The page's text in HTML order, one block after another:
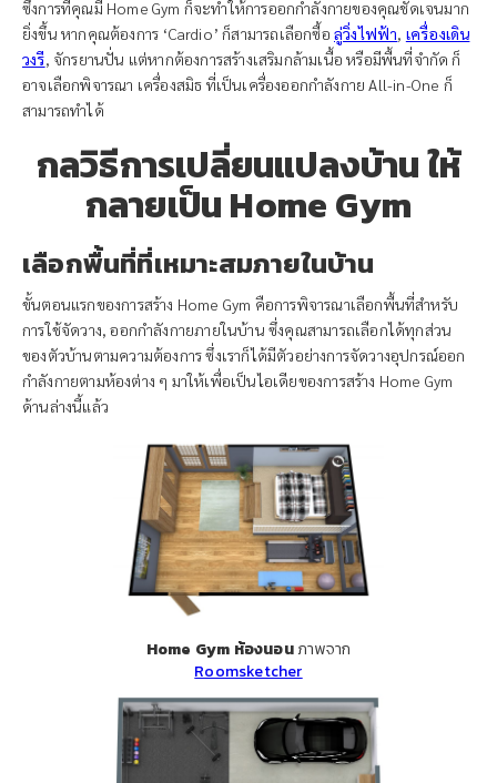
ซึ่งการที่คุณมี Home Gym ก็จะทำให้การออกกำลังกายของคุณชัดเจนมาก
ยิ่งขึ้น หากคุณต้องการ ‘Cardio’ ก็สามารถเลือกซื้อ ลู่วิ่งไฟฟ้า, เครื่องเดิน
วงรี, จักรยานปั่น แต่หากต้องการสร้างเสริมกล้ามเนื้อ หรือมีพื้นที่จำกัด ก็
อาจเลือกพิจารณา เครื่องสมิธ ที่เป็นเครื่องออกกำลังกาย All-in-One ก็
สามารถทำได้
กลวิธีการเปลี่ยนแปลงบ้าน ให้
กลายเป็น Home Gym
เลือกพื้นที่ที่เหมาะสมภายในบ้าน
ขั้นตอนแรกของการสร้าง Home Gym คือการพิจารณาเลือกพื้นที่สำหรับ
การใช้จัดวาง, ออกกำลังกายภายในบ้าน ซึ่งคุณสามารถเลือกได้ทุกส่วน
ของตัวบ้านตามความต้องการ ซึ่งเราก็ได้มีตัวอย่างการจัดวางอุปกรณ์ออก
กำลังกายตามห้องต่าง ๆ มาให้เพื่อเป็นไอเดียของการสร้าง Home Gym
ด้านล่างนี้แล้ว
Home Gym ห้องนอนภาพจาก
Roomsketcher